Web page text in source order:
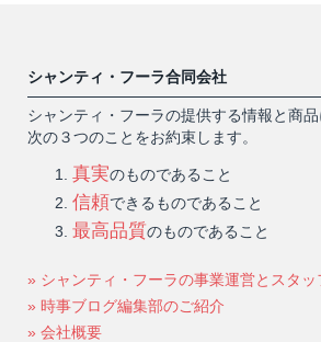
シャンティ・フーラ合同会社
シャンティ・フーラの提供する情報と商
次の３つのことをお約束します。
真実のものであること
信頼できるものであること
最高品質のものであること
» シャンティ・フーラの事業運営とスタッ
» 時事ブログ編集部のご紹介
» 会社概要